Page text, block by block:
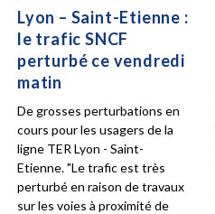
Lyon – Saint-Etienne :
le trafic SNCF
perturbé ce vendredi
matin
De grosses perturbations en
cours pour les usagers de la
ligne TER Lyon - Saint-
Etienne. "Le trafic est très
perturbé en raison de travaux
sur les voies à proximité de